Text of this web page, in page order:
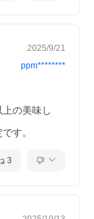
ではありませ
る」という考え
お肉となるので
2025/9/21
ppm********
の美味し
す。
3